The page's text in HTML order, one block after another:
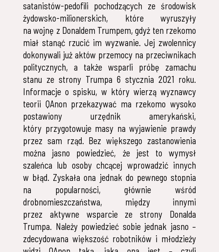
satanistów-pedofili pochodzących ze środowisk
żydowsko-milionerskich, które wyruszyły
na wojnę z Donaldem Trumpem, gdyż ten rzekomo
miał stanąć rzucić im wyzwanie. Jej zwolennicy
dokonywali już aktów przemocy na przeciwnikach
politycznych, a także wsparli próbę zamachu
stanu ze strony Trumpa 6 stycznia 2021 roku.
Informacje o spisku, w który wierzą wyznawcy
teorii QAnon przekazywać ma rzekomo wysoko
postawiony urzędnik amerykański,
który przygotowuje masy na wyjawienie prawdy
przez sam rząd. Bez większego zastanowienia
można jasno powiedzieć, że jest to wymysł
szaleńca lub osoby chcącej wprowadzić innych
w błąd. Zyskała ona jednak do pewnego stopnia
na popularności, głównie wśród
drobnomieszczaństwa, między innymi
przez aktywne wsparcie ze strony Donalda
Trumpa. Należy powiedzieć sobie jednak jasno –
zdecydowana większość robotników i młodzieży